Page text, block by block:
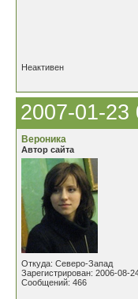
Неактивен
2007-01-23
Вероника
Автор сайта
Откуда: Северо-Запад
Зарегистрирован: 2006-08-
Сообщений: 466